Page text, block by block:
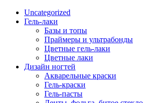
Uncategorized
Гель-лаки
Базы и топы
Праймеры и ультрабонды
Цветные гель-лаки
Цветные лаки
Дизайн ногтей
Акварельные краски
Гель-краски
Гель-пасты